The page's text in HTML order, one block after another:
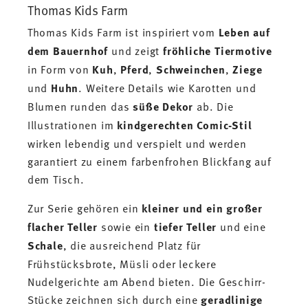
Thomas Kids Farm
Thomas Kids Farm ist inspiriert vom Leben auf
dem Bauernhof und zeigtfröhliche Tiermotive
in Form von Kuh, Pferd,Schweinchen,Ziege
und Huhn. Weitere Details wie Karotten und
Blumen runden dassüße Dekor ab. Die
Illustrationen im kindgerechten Comic-Stil
wirken lebendig und verspielt und werden
garantiert zu einem farbenfrohen Blickfang auf
dem Tisch.
Zur Serie gehören ein kleiner und ein großer
flacher Teller sowie ein tiefer Teller und eine
Schale, die ausreichend Platz für
Frühstücksbrote, Müsli oder leckere
Nudelgerichte am Abend bieten. Die Geschirr-
Stücke zeichnen sich durch einegeradlinige